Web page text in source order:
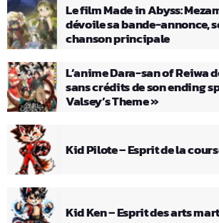
Le film Made in Abyss:
dévoile sa bande-annonce,
chanson principale
L’anime Dara-san of Reiwa
sans crédits de son ending
Valsey’s Theme »
Kid Pilote – Esprit de la
Kid Ken – Esprit des arts